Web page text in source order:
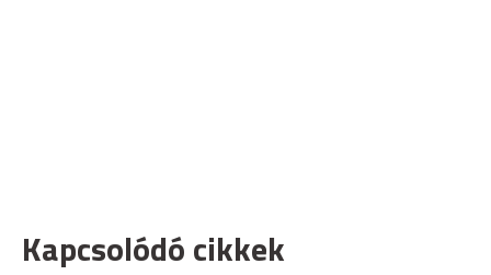
Kapcsolódó cikkek